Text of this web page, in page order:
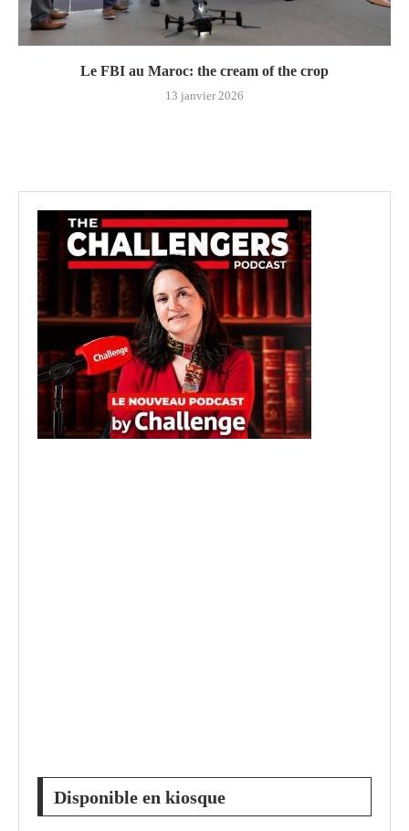
Le FBI au Maroc: the cream of the crop
13 janvier 2026
Disponible en kiosque